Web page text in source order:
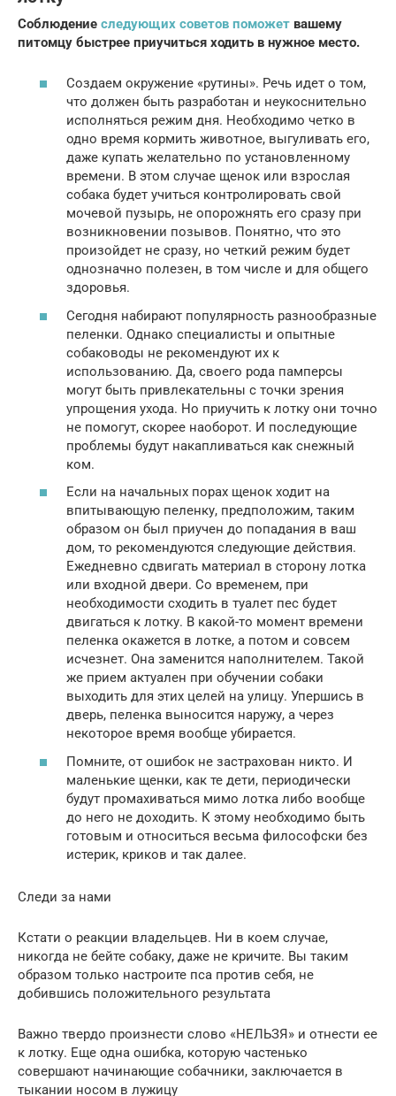
Соблюдение следующих советов поможет вашему
питомцу быстрее приучиться ходить в нужное место.
Создаем окружение «рутины». Речь идет о том,
что должен быть разработан и неукоснительно
исполняться режим дня. Необходимо четко в
одно время кормить животное, выгуливать его,
даже купать желательно по установленному
времени. В этом случае щенок или взрослая
собака будет учиться контролировать свой
мочевой пузырь, не опорожнять его сразу при
возникновении позывов. Понятно, что это
произойдет не сразу, но четкий режим будет
однозначно полезен, в том числе и для общего
здоровья.
Сегодня набирают популярность разнообразные
пеленки. Однако специалисты и опытные
собаководы не рекомендуют их к
использованию. Да, своего рода памперсы
могут быть привлекательны с точки зрения
упрощения ухода. Но приучить к лотку они точно
не помогут, скорее наоборот. И последующие
проблемы будут накапливаться как снежный
ком.
Если на начальных порах щенок ходит на
впитывающую пеленку, предположим, таким
образом он был приучен до попадания в ваш
дом, то рекомендуются следующие действия.
Ежедневно сдвигать материал в сторону лотка
или входной двери. Со временем, при
необходимости сходить в туалет пес будет
двигаться к лотку. В какой-то момент времени
пеленка окажется в лотке, а потом и совсем
исчезнет. Она заменится наполнителем. Такой
же прием актуален при обучении собаки
выходить для этих целей на улицу. Упершись в
дверь, пеленка выносится наружу, а через
некоторое время вообще убирается.
Помните, от ошибок не застрахован никто. И
маленькие щенки, как те дети, периодически
будут промахиваться мимо лотка либо вообще
до него не доходить. К этому необходимо быть
готовым и относиться весьма философски без
истерик, криков и так далее.
Следи за нами
Кстати о реакции владельцев. Ни в коем случае,
никогда не бейте собаку, даже не кричите. Вы таким
образом только настроите пса против себя, не
добившись положительного результата
Важно твердо произнести слово «НЕЛЬЗЯ» и отнести ее
к лотку. Еще одна ошибка, которую частенько
совершают начинающие собачники, заключается в
тыкании носом в лужицу